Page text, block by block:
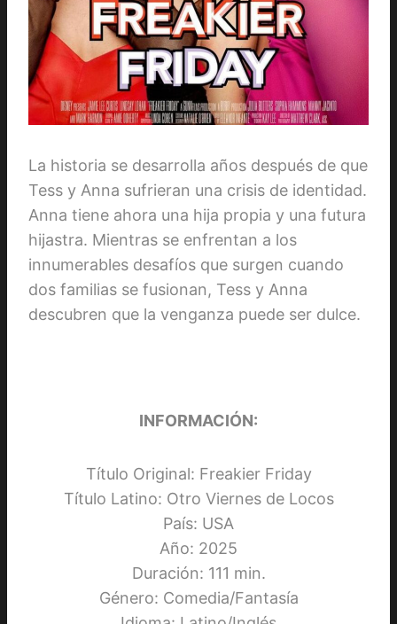
La historia se desarrolla años después de que
Tess y Anna sufrieran una crisis de identidad.
Anna tiene ahora una hija propia y una futura
hijastra. Mientras se enfrentan a los
innumerables desafíos que surgen cuando
dos familias se fusionan, Tess y Anna
descubren que la venganza puede ser dulce.
INFORMACIÓN:
Título Original: Freakier Friday
Título Latino: Otro Viernes de Locos
País: USA
Año: 2025
Duración: 111 min.
Género: Comedia/Fantasía